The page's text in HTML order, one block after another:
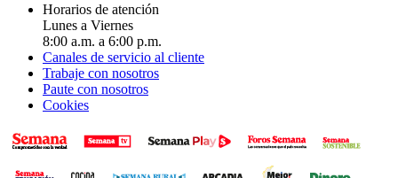
Horarios de atención
Lunes a Viernes
8:00 a.m. a 6:00 p.m.
Canales de servicio al cliente
Trabaje con nosotros
Paute con nosotros
Cookies